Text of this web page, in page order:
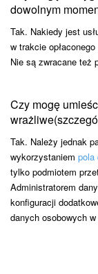
dowolnym
Tak. Nakiedy jest
w trakcie
Nie są zwracane też
Czy mogę
Tak. Należy jednak
wykorzystaniem pola
tylko podmiotem
Administratorem
konfiguracji
danych osobowych